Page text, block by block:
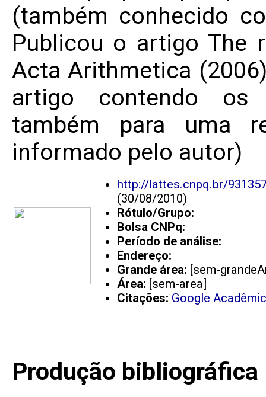
(também conhecido
Publicou o artigo The
Acta Arithmetica
artigo contendo os
também para uma
informado pelo autor)
http://lattes.cnpq.br/
(30/08/2010)
Rótulo/Grupo:
Bolsa CNPq:
Período de análise:
Endereço:
Grande área: [sem-
Área: [sem-area]
Citações: Google
Produção bibliográfica